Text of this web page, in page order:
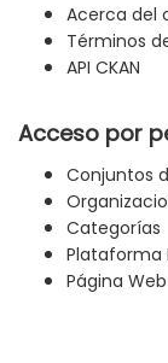
Acerca del
Términos
API CKAN
Acceso por
Conjuntos
Categorías
Plataforma
Página Web